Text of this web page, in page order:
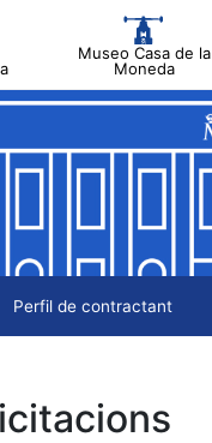
Museo Casa de la
Moneda
Perfil de contractant